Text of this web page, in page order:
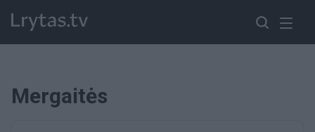
Mergaitės